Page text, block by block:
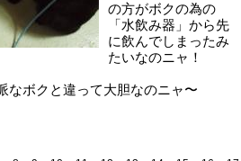
の方がボクの為の
「水飲み器」から先
に飲んでしまったみ
たいなのニャ！
なボクと違って大胆なのニャ〜